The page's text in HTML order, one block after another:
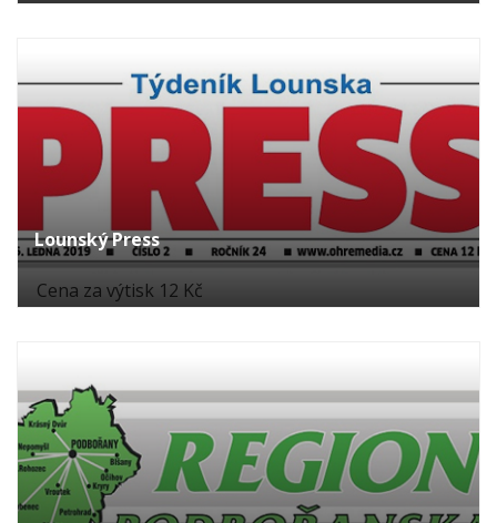
Lounský Press
Cena za výtisk 12 Kč